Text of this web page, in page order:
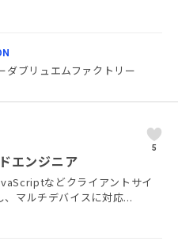
ダブリュエムファクトリー
5
エンジニア
などクライアントサイ
、マルチデバイスに対応...